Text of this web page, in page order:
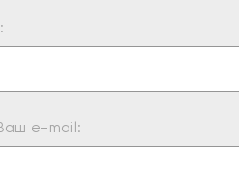
e-mail: